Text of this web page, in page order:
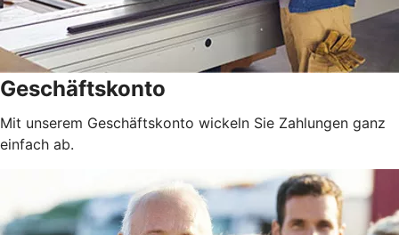
Geschäftskonto
Mit unserem Geschäftskonto wickeln Sie Zahlungen ganz
einfach ab.